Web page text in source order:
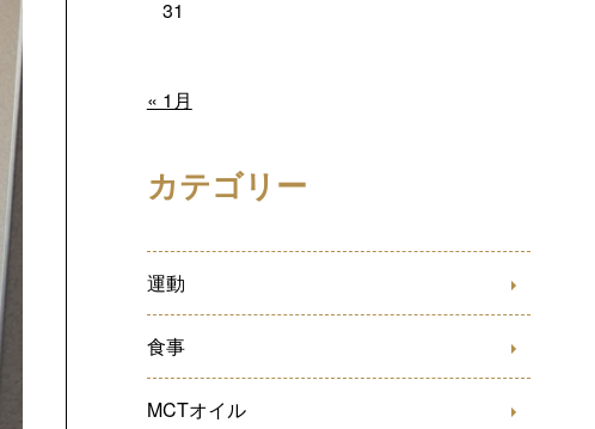
31
« 1月
カテゴリー
運動
食事
MCTオイル